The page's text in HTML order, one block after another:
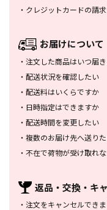
・ クレジットカードの請
お届けについて
・ 注文した商品はいつ届
・ 配送状況を確認したい
・ 配送料はいくらですか
・ 日時指定はできますか
・ 配送時間を変更したい
・ 複数のお届け先へ送り
・ 不在で荷物が受け取れ
返品・交換・ キ
・ 注文をキャンセルでき